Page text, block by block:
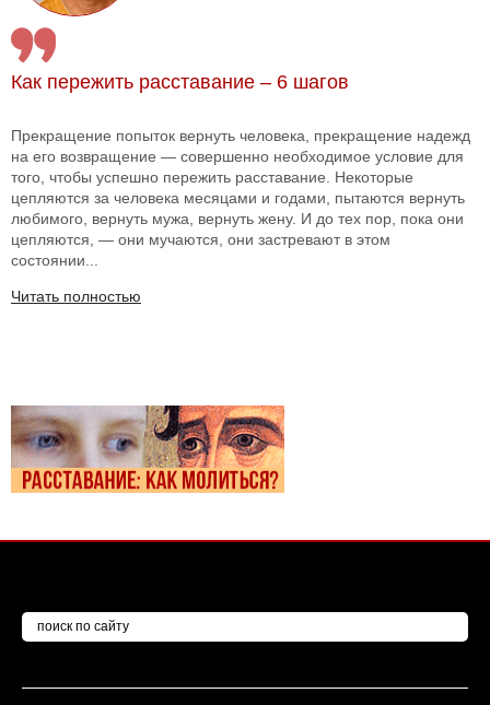
Как пережить расставание – 6 шагов
Прекращение попыток вернуть человека, прекращение надежд
на его возвращение — совершенно необходимое условие для
того, чтобы успешно пережить расставание. Некоторые
цепляются за человека месяцами и годами, пытаются вернуть
любимого, вернуть мужа, вернуть жену. И до тех пор, пока они
цепляются, — они мучаются, они застревают в этом
состоянии...
Читать полностью